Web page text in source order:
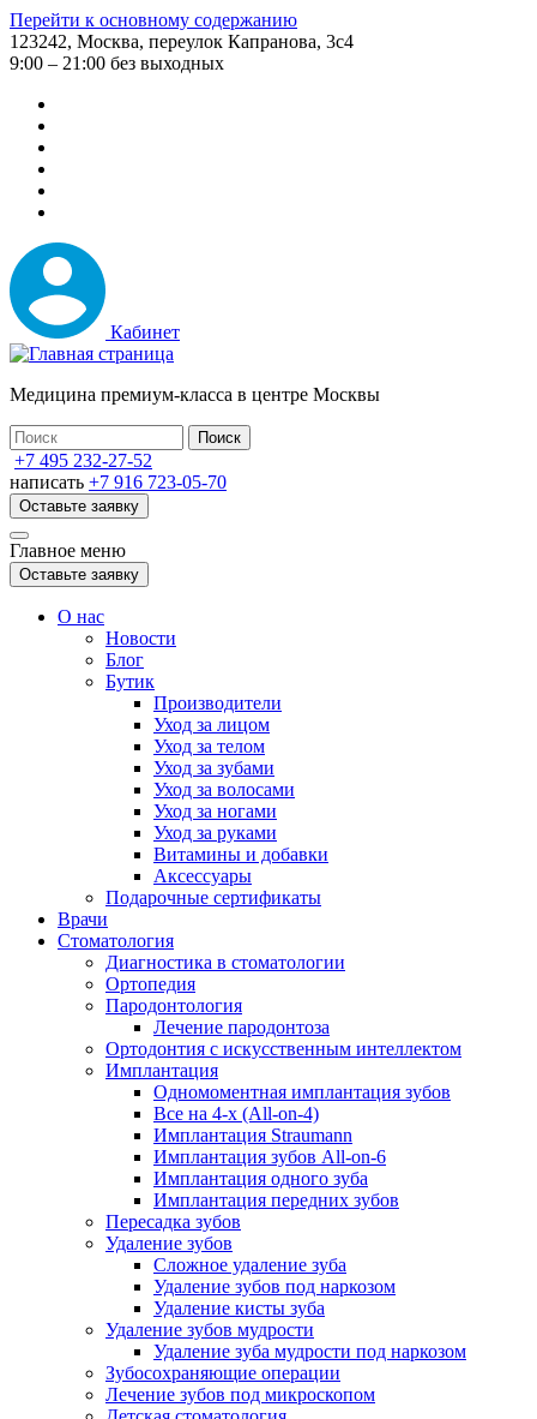
Перейти к основному содержанию
123242, Москва, переулок Капранова, 3с4
9:00 – 21:00 без выходных
Кабинет
Медицина премиум-класса в центре Москвы
+7 495 232-27-52
написать +7 916 723-05-70
Оставьте заявку
Главное меню
Оставьте заявку
О нас
Новости
Блог
Бутик
Производители
Уход за лицом
Уход за телом
Уход за зубами
Уход за волосами
Уход за ногами
Уход за руками
Витамины и добавки
Аксессуары
Подарочные сертификаты
Врачи
Стоматология
Диагностика в стоматологии
Ортопедия
Пародонтология
Лечение пародонтоза
Ортодонтия с искусственным интеллектом
Имплантация
Одномоментная имплантация зубов
Все на 4-х (All-on-4)
Имплантация Straumann
Имплантация зубов All-on-6
Имплантация одного зуба
Имплантация передних зубов
Пересадка зубов
Удаление зубов
Сложное удаление зуба
Удаление зубов под наркозом
Удаление кисты зуба
Удаление зубов мудрости
Удаление зуба мудрости под наркозом
Зубосохраняющие операции
Лечение зубов под микроскопом